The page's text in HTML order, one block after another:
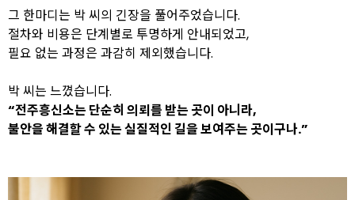
그 한마디는 박 씨의 긴장을 풀어주었습니다.
절차와 비용은 단계별로 투명하게 안내되었고,
필요 없는 과정은 과감히 제외했습니다.
박 씨는 느꼈습니다.
“전주흥신소는 단순히 의뢰를 받는 곳이 아니라,
불안을 해결할 수 있는 실질적인 길을 보여주는 곳이구나.”